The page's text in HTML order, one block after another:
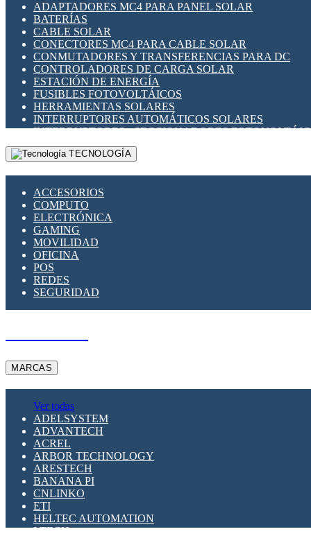
ADAPTADORES MC4 PARA PANEL SOLAR
BATERÍAS
CABLE SOLAR
CONECTORES MC4 PARA CABLE SOLAR
CONMUTADORES Y TRANSFERENCIAS PARA DC
CONTROLADORES DE CARGA SOLAR
ESTACIÓN DE ENERGÍA
FUSIBLES FOTOVOLTÁICOS
HERRAMIENTAS SOLARES
INTERRUPTORES AUTOMÁTICOS SOLARES
INTERRUPTORES - SECCIONADORES
MONTAJE PANEL SOLAR
PORTA FUSIBLES Y SECCIONADORES
TECNOLOGÍA
ACCESORIOS
COMPUTO
ELECTRÓNICA
GAMING
MOVILIDAD
OFICINA
POS
REDES
SEGURIDAD
MARCAS
Ver todas
ADELSYSTEM
ADVANTECH
ACREL
ARBOR TECHNOLOGY
ARESTECH
BANANA PI
CNLINKO
ETI
HELTEC AUTOMATION
LTECH